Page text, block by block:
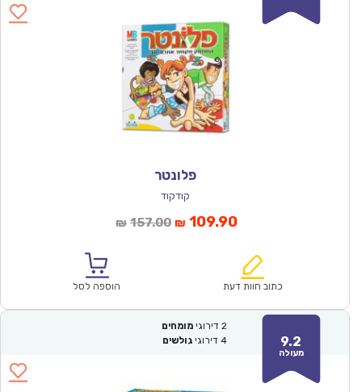
פלונטר
קודקוד
₪ 157.00המחיר
₪157.00.
₪ 109.90המחיר
הוא:
כתוב חוות דעת הוספה לסל
9.2
מעולה
2 דירוגי מומחים
4 דירוגי גולשים